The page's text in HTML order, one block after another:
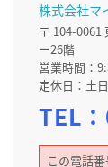
株式会社マ
〒 104-0061
ー26階
営業時間：
定休日：土
TEL：
この電話